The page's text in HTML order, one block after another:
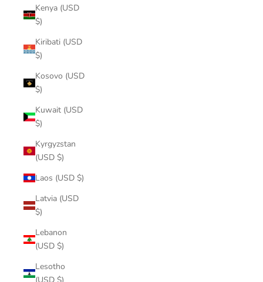
Kenya (USD
$)
Kiribati (USD
$)
Kosovo (USD
$)
Kuwait (USD
$)
Kyrgyzstan
(USD $)
Laos (USD $)
Latvia (USD
$)
Lebanon
(USD $)
Lesotho